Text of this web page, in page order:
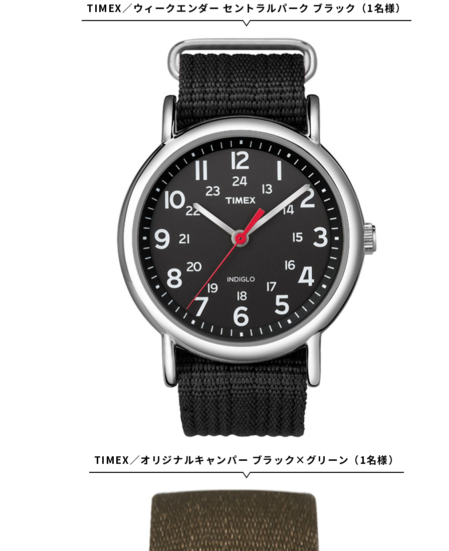
TIMEX／ウィークエンダー セントラルパーク ブラック（1名様）
TIMEX／オリジナルキャンパー ブラック×グリーン（1名様）